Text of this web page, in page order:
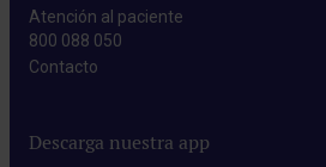
Atención al paciente
800 088 050
Contacto​
Descarga nuestra app